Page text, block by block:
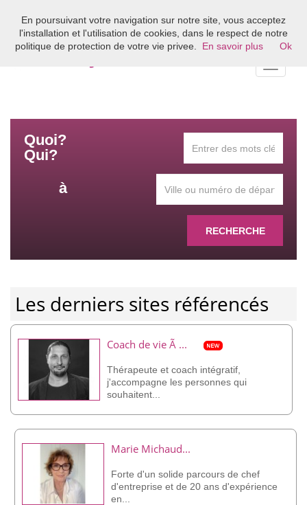
Bienvenue sur l'annuaire du coaching en France
Quoi?
Qui?
à
RECHERCHE
Les derniers sites référencés
Coach de vie Ã ...
Thérapeute et coach intégratif,
j'accompagne les personnes qui
souhaitent...
Marie Michaud...
Forte d'un solide parcours de chef
d'entreprise et de 20 ans d'expérience
en...
En poursuivant votre navigation sur notre site, vous acceptez
l'installation et l'utilisation de cookies, dans le respect de notre
politique de protection de votre vie privee.
En savoir plus Ok